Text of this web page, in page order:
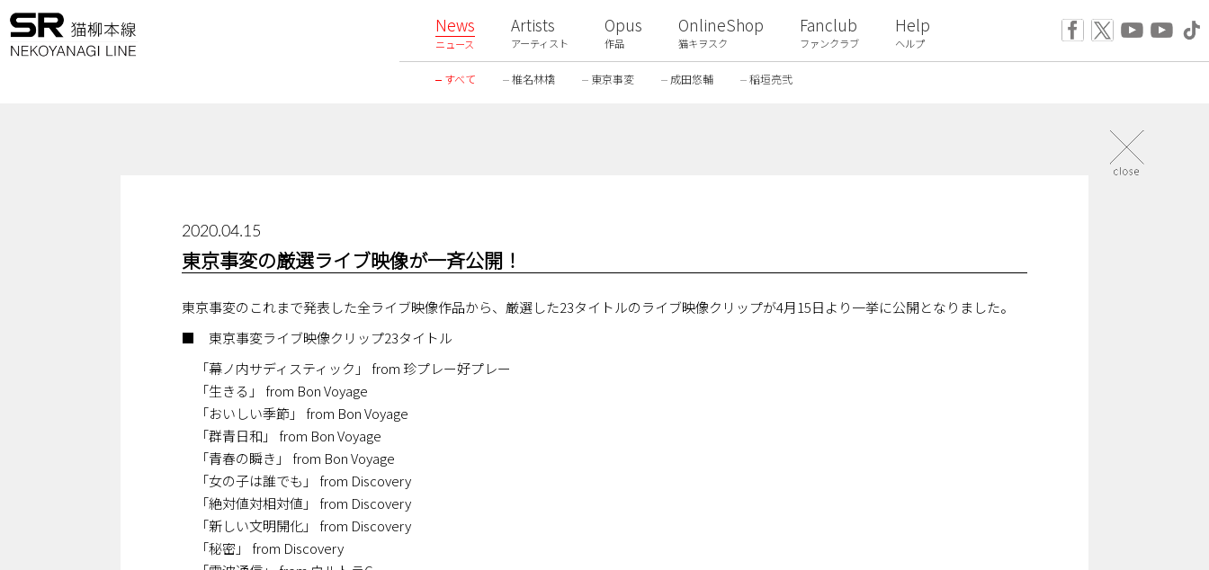
News
ニュース
Artists
アーティスト
Opus
作品
OnlineShop
猫キヲスク
Fanclub
ファンクラブ
Help
ヘルプ
すべて 椎名林檎 東京事変 成田悠輔 稲垣亮弐
2020.04.15
東京事変の厳選ライブ映像が一斉公開！
東京事変のこれまで発表した全ライブ映像作品から、厳選した23タイトルのライブ映像クリップが4月15日より一挙に公開となりました。
■ 東京事変ライブ映像クリップ23タイトル
「幕ノ内サディスティック」 from 珍プレー好プレー
「生きる」 from Bon Voyage
「おいしい季節」 from Bon Voyage
「群青日和」 from Bon Voyage
「青春の瞬き」 from Bon Voyage
「女の子は誰でも」 from Discovery
「絶対値対相対値」 from Discovery
「新しい文明開化」 from Discovery
「秘密」 from Discovery